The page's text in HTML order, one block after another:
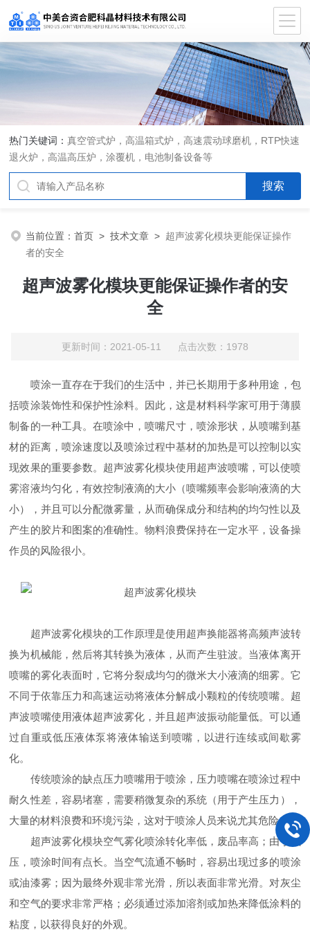
热门关键词：真空管式炉，高温箱式炉，高速震动球磨机，RTP快速
退火炉，高温高压炉，涂覆机，电池制备设备等
当前位置：首页 >技术文章 > 超声波雾化模块更能保证操作
者的安全
超声波雾化模块更能保证操作者的安
全
更新时间：2021-05-11 点击次数：1978
喷涂一直存在于我们的生活中，并已长期用于多种用途，包
括喷涂装饰性和保护性涂料。因此，这是材料科学家可用于薄膜
制备的一种工具。在喷涂中，喷嘴尺寸，喷涂形状，从喷嘴到基
材的距离，喷涂速度以及喷涂过程中基材的加热是可以控制以实
现效果的重要参数。超声波雾化模块使用超声波喷嘴，可以使喷
雾溶液均匀化，有效控制液滴的大小（喷嘴频率会影响液滴的大
小），并且可以分配微雾量，从而确保成分和结构的均匀性以及
产生的胶片和图案的准确性。物料浪费保持在一定水平，设备操
作员的风险很小。
超声波雾化模块的工作原理是使用超声换能器将高频声波转
换为机械能，然后将其转换为液体，从而产生驻波。当液体离开
喷嘴的雾化表面时，它将分裂成均匀的微米大小液滴的细雾。它
不同于依靠压力和高速运动将液体分解成小颗粒的传统喷嘴。超
声波喷嘴使用液体超声波雾化，并且超声波振动能量低。可以通
过自重或低压液体泵将液体输送到喷嘴，以进行连续或间歇雾
化。
传统喷涂的缺点压力喷嘴用于喷涂，压力喷嘴在喷涂过程中
耐久性差，容易堵塞，需要稍微复杂的系统（用于产生压力），
大量的材料浪费和环境污染，这对于喷涂人员来说尤其危险。
超声波雾化模块空气雾化喷涂转化率低，废品率高；由于低
压，喷涂时间有点长。当空气流通不畅时，容易出现过多的喷涂
或油漆雾；因为最终外观非常光滑，所以表面非常光滑。对灰尘
和空气的要求非常严格；必须通过添加溶剂或加热来降低涂料的
粘度，以获得良好的外观。